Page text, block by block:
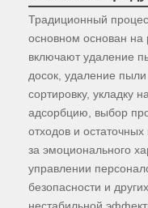
Традиционный
основном основан
включают удаление
досок, удаление пыли
сортировку, укладку
адсорбцию, выбор
отходов и
за эмоционального
управлении
безопасности и
нестабильной